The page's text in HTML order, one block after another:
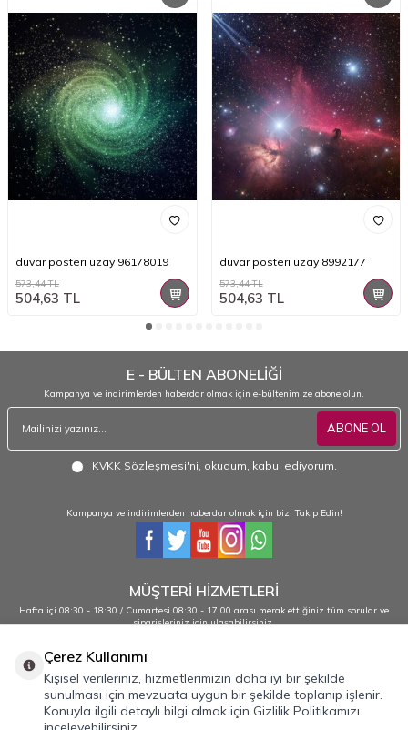
duvar posteri uzay 96178019
573,44TL
504,63 TL
duvar posteri uzay 8992177
573,44TL
504,63 TL
E - BÜLTEN ABONELİĞİ
Kampanya ve indirimlerden haberdar olmak için e-bültenimize abone olun.
ABONE OL
KVKK Sözleşmesi'ni , okudum, kabul ediyorum.
Kampanya ve indirimlerden haberdar olmak için bizi Takip Edin!
MÜŞTERİ HİZMETLERİ
Hafta içi 08:30 - 18:30 / Cumartesi 08:30 - 17:00 arası merak ettiğiniz tüm sorular ve
siparişleriniz için ulaşabilirsiniz.
0232 484 38 44 - 0533 330 88 95
Önemli Bilgiler
Çerez Kullanımı
Kişisel verileriniz, hizmetlerimizin daha iyi bir şekilde
sunulması için mevzuata uygun bir şekilde toplanıp işlenir.
Konuyla ilgili detaylı bilgi almak için Gizlilik Politikamızı